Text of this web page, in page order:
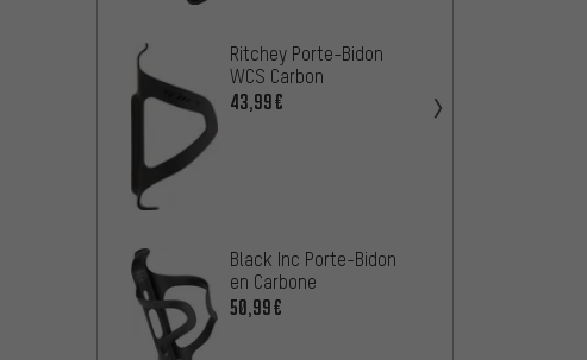
Ritchey Porte-Bidon
WCS Carbon
43,99€
Black Inc Porte-Bidon
en Carbone
50,99€